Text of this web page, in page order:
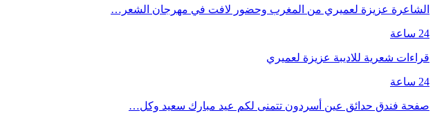
الشاعرة عزيزة لعميري من المغرب وحضور لافت في مهرجان الشعر…
24 ساعة
قراءات شعرية للاديبة عزيزة لعميري
24 ساعة
صفحة فندق حدائق عين أسردون تتمنى لكم عيد مبارك سعيد وكل…